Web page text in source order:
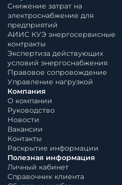
Снижение затрат на
электроснабжение для
предприятий
АИИС КУЭ энергосервисные
контракты
Экспертиза действующих
условий энергоснабжения
Правовое сопровождение
Управление нагрузкой
Компания
О компании
Руководство
Новости
Вакансии
Контакты
Раскрытие информации
Полезная информация
Личный кабинет
Справочник клиента